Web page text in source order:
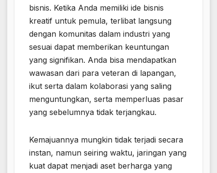
bisnis. Ketika Anda memiliki ide bisnis
kreatif untuk pemula, terlibat langsung
dengan komunitas dalam industri yang
sesuai dapat memberikan keuntungan
yang signifikan. Anda bisa mendapatkan
wawasan dari para veteran di lapangan,
ikut serta dalam kolaborasi yang saling
menguntungkan, serta memperluas pasar
yang sebelumnya tidak terjangkau.
Kemajuannya mungkin tidak terjadi secara
instan, namun seiring waktu, jaringan yang
kuat dapat menjadi aset berharga yang